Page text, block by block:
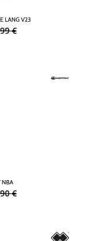
LANG V23
€
NBA
€